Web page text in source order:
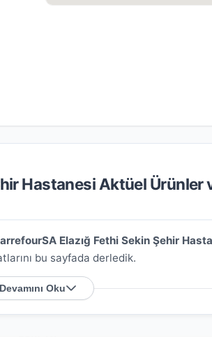
Hastanesi Aktüel Ürünler
Elazığ Fethi Sekin Şehir
bu sayfada derledik.
Nerede?
(Doğukent Depo Mevkii) Onbaşı S.
Devamını Oku